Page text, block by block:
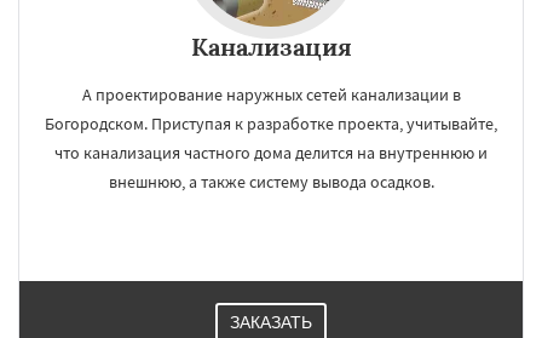
Канализация
А проектирование наружных сетей канализации в
Богородском. Приступая к разработке проекта, учитывайте,
что канализация частного дома делится на внутреннюю и
внешнюю, а также систему вывода осадков.
ЗАКАЗАТЬ